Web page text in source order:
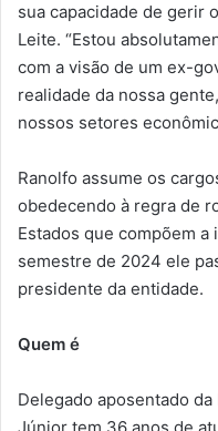
sua capacidade de gerir
Leite. “Estou
com a visão de um ex-
realidade da nossa
nossos setores
Ranolfo assume os
obedecendo à regra de
Estados que compõem
semestre de 2024 ele
presidente da entidade.
Quem é
Delegado aposentado